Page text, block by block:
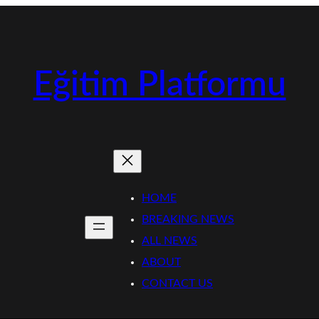
Eğitim Platformu
HOME
BREAKING NEWS
ALL NEWS
ABOUT
CONTACT US